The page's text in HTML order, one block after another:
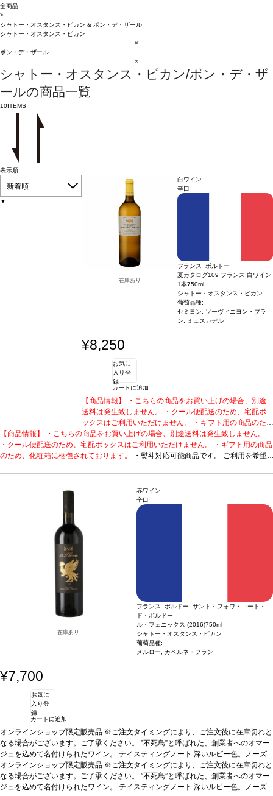
全商品
>
シャトー・オスタンス・ピカン & ポン・デ・ザール
シャトー・オスタンス・ピカン
×
ポン・デ・ザール
×
シャトー・オスタンス・ピカン/ポン・デ・ザ
ールの商品一覧
10ITEMS
表示順
新着順
▼
在庫あり
白ワイン
辛口
フランス ボルドー
夏カタログ109 フランス 白ワイン
1本750ml
シャトー・オスタンス・ピカン
葡萄品種:
セミヨン, ソーヴィニヨン・ブラ
ン, ミュスカデル
¥8,250
お気に
入り登
録
カートに追加
【商品情報】 ・こちらの商品をお買い上げの場合、別途
送料は発生致しません。 ・クール便配送のため、宅配ボ
ックスはご利用いただけません。 ・ギフト用の商品のた
め、化粧箱に梱包されております。 ・熨斗対応可能商品
です。 ご利用を希望される場合、ご注文時コメント欄に
熨斗をご希望の旨と「結び・上部表書き内容・下部のお名
熨斗をご希望の場合、作成作業のため最短日出荷はお承り
致しかねます。 必ず最短日から+1日後より配送指定日を
ご選択ください。 もし最短日を選択された場合は、指定
ンが1本含まれています。
ス・アワード ゴールド！
リンデ
ンと熟したレモンの繊細なアロマを示し、カシスの芽とグ
リーンカラントの含みが支える。エアレーションすると洋
ナシ、バニラ、甘いスパイスの濃いブーケが広がる。石灰
岩質のテロワールを完璧に表現している味わいは、素晴ら
しくバランスが取れている。アタックはまっすぐで、程よ
【商品情報】 ・こちらの商品をお買い上げの場合、別途送料は発生致しません。
・クール便配送のため、宅配ボックスはご利用いただけません。 ・ギフト用の商品
のため、化粧箱に梱包されております。
・熨斗対応可能商品です。 ご利用を希望
のうえ「無地熨斗」とご記載ください。 ※熨斗をご希望の場合、作成作業のため最
短日出荷はお承り致しかねます。 必ず最短日から+1日後より配送指定日をご選択
ください。 もし最短日を選択された場合は、指定日翌日の配送となります。ご了承
ください。 ・下記ワインが1本含まれています。
シャトー・オスタンス・ピカン キュヴェ・デ・ドゥモワゼル (201
ジェームス・サックリング 92ポイント、ワイン・アドヴォケイト 90-
92ポイント、ヴィノス 90ポイント、ウィメンズ・ワイン&スピリッツ・アワー
ド ダブルゴールド、ソムリエ・チョイス・アワード ゴールド！
リンデンと熟したレモンの繊細なアロマを示し、カシスの芽とグリーンカラ
ントの含みが支える。エアレーションすると洋ナシ、バニラ、甘いスパイスの濃い
ブーケが広がる。石灰岩質のテロワールを完璧に表現している味わいは、素晴らし
くバランスが取れている。アタックはまっすぐで、程よい酸味を感じ、澱といっし
ょの熟成によりテクスチャーは柔らかく、完璧な調和を与えている。石灰岩の台地
と火打石でできた粘土質土壌の典型的な塩味の後味は、10年は熟成する高いポテン
仔牛の白身肉、ホタテ貝や魚料理、チーズなどと好相性
セミヨン、ソーヴィニヨン・ブラン、ミュスカデル
在庫あり
赤ワイン
辛口
フランス ボルドー サント・フォワ・コート・
ド・ボルドー
ル・フェニックス (2016)750ml
シャトー・オスタンス・ピカン
葡萄品種:
メルロー, カベルネ・フラン
¥7,700
お気に
入り登
録
カートに追加
オンラインショップ限定販売品 ※ご注文タイミングにより、ご注文後に在庫切れと
なる場合がございます。ご了承ください。 ”不死鳥”と呼ばれた、創業者へのオマー
ジュを込めて名付けられたワイン。 テイスティングノート 深いルビー色。ノーズ
は濃いなめし革や熟したチェリーを示し、ほのかな胡椒が加わる。フルーティーで
スモーキーな味わいを感じ、中程度の心地よいタンニンを持つ。表情豊かで複雑な
一本。合う料理グリルやロースト肉、ストロングチーズなどと好相性葡萄品種メ
オンラインショップ限定販売品 ※ご注文タイミングにより、ご注文後に在庫切れと
なる場合がございます。ご了承ください。 ”不死鳥”と呼ばれた、創業者へのオマー
ジュを込めて名付けられたワイン。 テイスティングノート 深いルビー色。ノーズ